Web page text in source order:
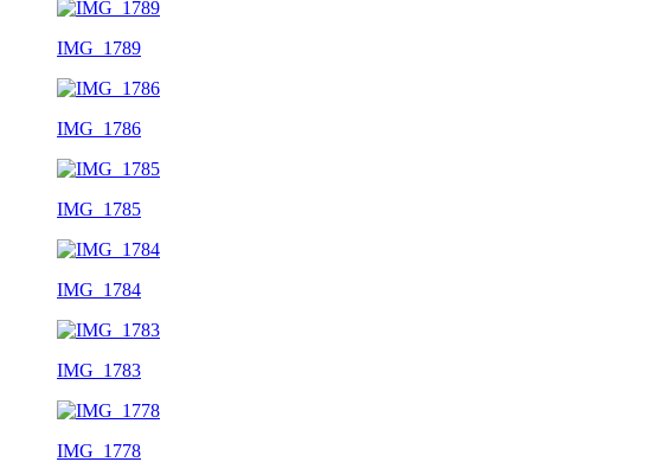
IMG_1789
IMG_1786
IMG_1785
IMG_1784
IMG_1783
IMG_1778